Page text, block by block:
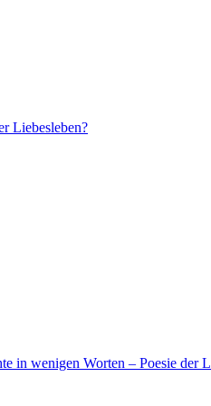
Liebesleben?
in wenigen Worten – Poesie der